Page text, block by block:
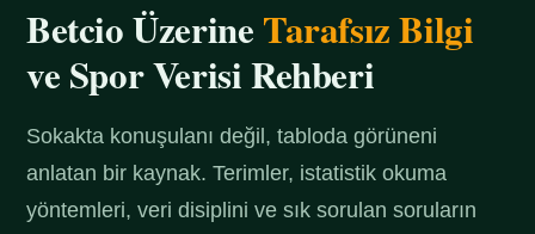
Betcio ÜzerineTarafsız Bilgi
ve Spor Verisi Rehberi
Sokakta konuşulanı değil, tabloda görüneni
anlatan bir kaynak. Terimler, istatistik okuma
yöntemleri, veri disiplini ve sık sorulan soruların